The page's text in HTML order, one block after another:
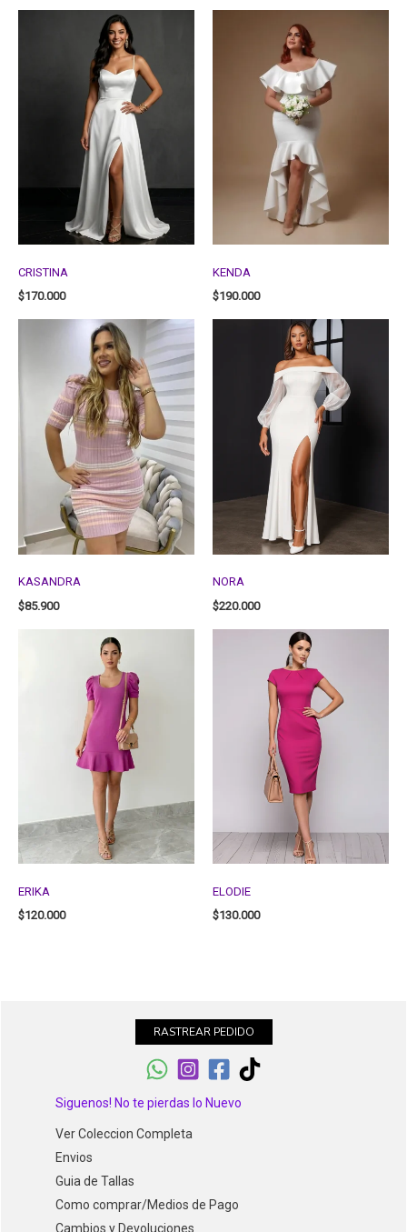
CRISTINA
$170.000
KENDA
$190.000
KASANDRA
$85.900
NORA
$220.000
ERIKA
$120.000
ELODIE
$130.000
RASTREAR PEDIDO
Siguenos! No te pierdas lo Nuevo
Ver Coleccion Completa
Envios
Guia de Tallas
Como comprar/Medios de Pago
Cambios y Devoluciones